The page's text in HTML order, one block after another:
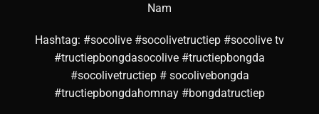
Nam
Hashtag: #socolive #socolivetructiep #socolive tv
#tructiepbongdasocolive #tructiepbongda
#socolivetructiep # socolivebongda
#tructiepbongdahomnay #bongdatructiep